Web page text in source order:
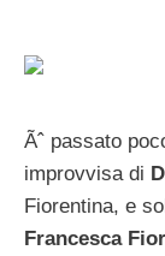
Ãˆ passato
improvvisa di
Fiorentina, e
Francesca